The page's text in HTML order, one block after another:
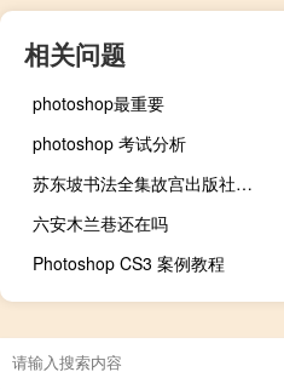
相关问题
photoshop最重要
photoshop 考试分析
苏东坡书法全集故宫出版社（苏东坡书法）
六安木兰巷还在吗
Photoshop CS3 案例教程